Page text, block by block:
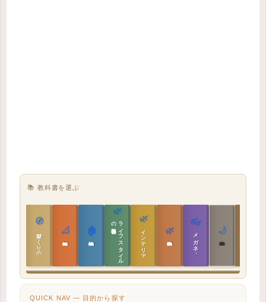
📚 教科書を選ぶ
🧭
家づくりの教科書 📐
実施設計の教科書
🏠
性能設計の教科書
🌿
ラ
イ
フ
ス
タ
イ
ル
の
教科書 🌿
インテリア設計 🌿
敷地設計の教科書
👓
メガネ｜転職 🌙
建築思想の教科書
QUICK NAV — 目的から探す